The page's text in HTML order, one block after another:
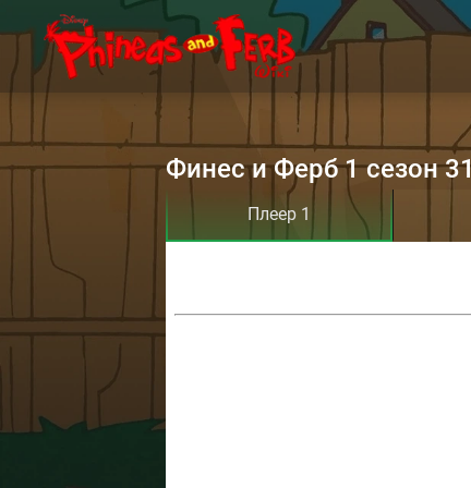
Финес и Ферб 1 сезон
Плеер 1